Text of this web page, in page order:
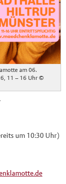
am 06.
11 – 16 Uhr ©
um 10:30 Uhr)